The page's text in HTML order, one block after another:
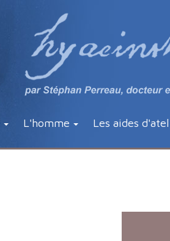
L'homme Les aides